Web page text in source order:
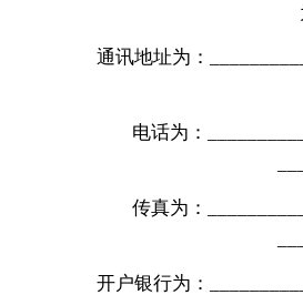
通讯地址为：
电话为：
传真为：
开户银行为：